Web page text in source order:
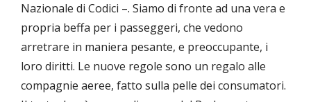
Nazionale di Codici –. Siamo di fronte ad una vera e
propria beffa per i passeggeri, che vedono
arretrare in maniera pesante, e preoccupante, i
loro diritti. Le nuove regole sono un regalo alle
compagnie aeree, fatto sulla pelle dei consumatori.